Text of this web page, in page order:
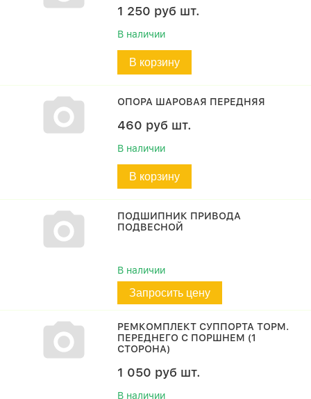
1 250 руб шт.
В наличии
В корзину
ОПОРА ШАРОВАЯ ПЕРЕДНЯЯ
460 руб шт.
В наличии
В корзину
ПОДШИПНИК ПРИВОДА
ПОДВЕСНОЙ
В наличии
Запросить цену
РЕМКОМПЛЕКТ СУППОРТА ТОРМ.
ПЕРЕДНЕГО С ПОРШНЕМ (1
СТОРОНА)
1 050 руб шт.
В наличии